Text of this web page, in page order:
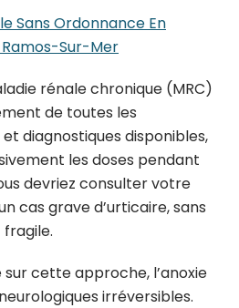
Sans Ordonnance En
Sur-Mer
rénale chronique (MRC)
de toutes les
diagnostiques disponibles,
les doses pendant
devriez consulter votre
cas grave d’urticaire, sans
sur cette approche, l’anoxie
irréversibles.